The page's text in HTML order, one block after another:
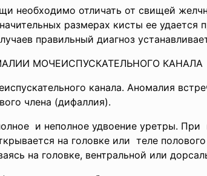
необходимо отличать от свищей
размерах кисты ее
правильный диагноз
МОЧЕИСПУСКАТЕЛЬНОГО КАНАЛА
канала. Аномалия
члена (дифаллия).
и неполное удвоение уретры.
на головке или теле
на головке, вентральной или